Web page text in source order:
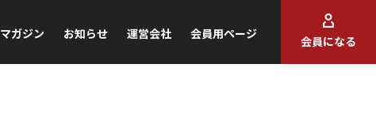
マガジン お知らせ 運営会社 会員用ページ
会員になる